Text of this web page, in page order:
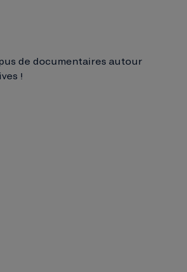
de documentaires autour
!